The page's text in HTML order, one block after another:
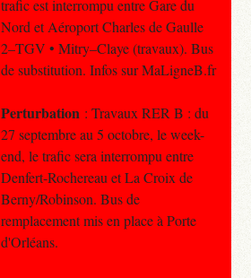
trafic est interrompu entre Gare du
Nord et Aéroport Charles de Gaulle
2–TGV • Mitry–Claye (travaux). Bus
de substitution. Infos sur MaLigneB.fr
Perturbation : Travaux RER B : du
27 septembre au 5 octobre, le week-
end, le trafic sera interrompu entre
Denfert-Rochereau et La Croix de
Berny/Robinson. Bus de
remplacement mis en place à Porte
d'Orléans.